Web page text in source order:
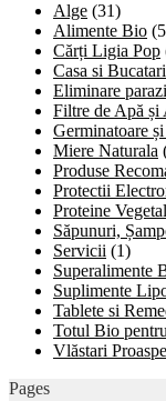
Alge (31)
Alimente Bio
Cărți Ligia Pop
Casa si
Eliminare
Filtre de Apă și
Germinatoare
Miere Naturala
Produse
Protectii
Proteine
Săpunuri,
Servicii (1)
Superalimente
Suplimente
Tablete si
Totul Bio
Vlăstari
Pages